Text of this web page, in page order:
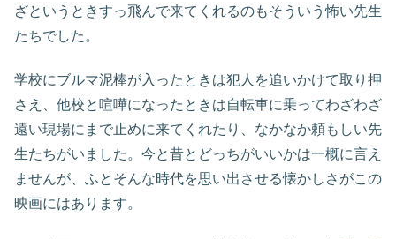
ざというときすっ飛んで来てくれるのもそういう怖い先生
たちでした。
学校にブルマ泥棒が入ったときは犯人を追いかけて取り押
さえ、他校と喧嘩になったときは自転車に乗ってわざわざ
遠い現場にまで止めに来てくれたり、なかなか頼もしい先
生たちがいました。今と昔とどっちがいいかは一概に言え
ませんが、ふとそんな時代を思い出させる懐かしさがこの
映画にはあります。